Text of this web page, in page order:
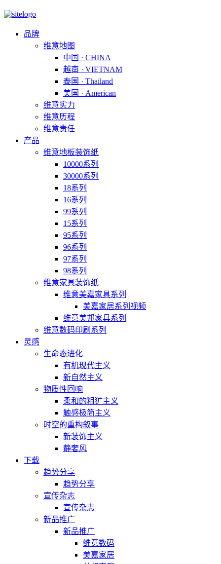
品牌
维意地图
中国 · CHINA
越南 · VIETNAM
泰国 · Thailand
美国 · American
维意实力
维意历程
维意责任
产品
维意地板装饰纸
10000系列
30000系列
18系列
16系列
99系列
15系列
95系列
96系列
97系列
98系列
维意家具装饰纸
维意美嘉家具系列
美嘉家居系列视频
维意美邦家具系列
维意数码印刷系列
灵感
生命态进化
有机现代主义
新自然主义
物质性回响
柔和的粗犷主义
触感极简主义
时空的重构叙事
新装饰主义
静奢风
下载
趋势分享
趋势分享
宣传杂志
宣传杂志
新品推广
新品推广
维意数码
美嘉家居